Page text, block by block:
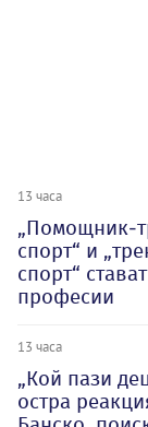
13 часа
„Помощник-
спорт“ и
спорт“
професии
13 часа
„Кой пази
остра